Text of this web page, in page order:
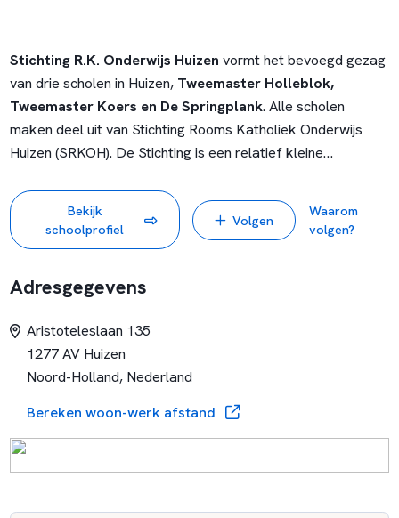
Stichting R.K. Onderwijs Huizen vormt het bevoegd gezag
van drie scholen in Huizen, Tweemaster Holleblok,
Tweemaster Koers en De Springplank. Alle scholen
maken deel uit van Stichting Rooms Katholiek Onderwijs
Huizen (SRKOH). De Stichting is een relatief kleine
voor ruim 1000 leerlingen in Huizen. We werken samen,
delen kennis en versterken elkaar, terwijl elke school haar
eigen identiteit behoudt.
Voor meer algemene informatie over de scholen verwijzen
www.rkbsdespringplank.nl
Bekijk
schoolprofiel
Volgen
Waarom
volgen?
Adresgegevens
Aristoteleslaan 135
1277 AV Huizen
Noord-Holland, Nederland
Bereken woon-werk afstand